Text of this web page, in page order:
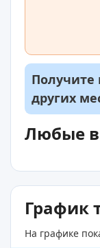
Получите
других
Любые
График
На графике